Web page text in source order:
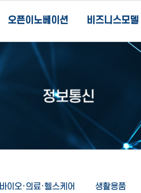
오픈이노베이션 비즈니스모델
바이오·의료·헬스케어 생활용품